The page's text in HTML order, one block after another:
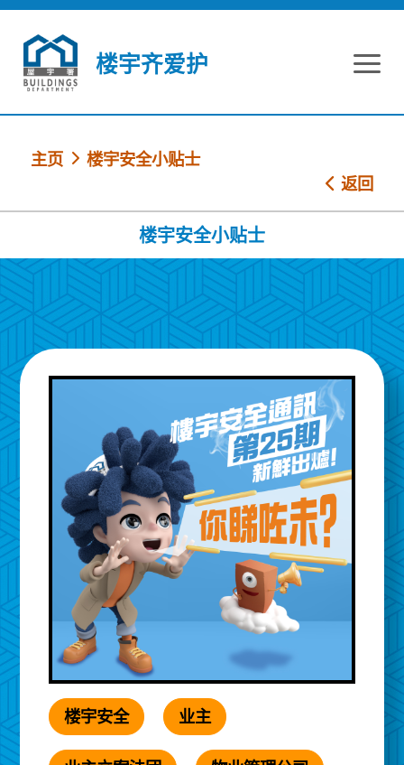
跳到内容
楼宇齐爱护
主页
楼宇安全小贴士
返回
楼宇安全小贴士
楼宇安全 业主